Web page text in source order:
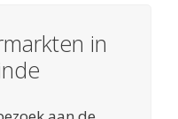
in